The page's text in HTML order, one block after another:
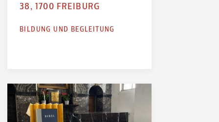
38, 1700 FREIBURG
BILDUNG UND BEGLEITUNG